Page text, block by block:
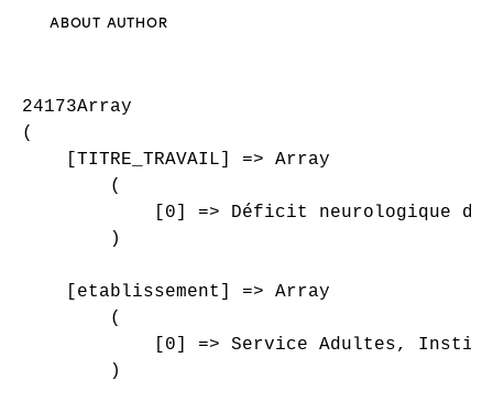
ABOUT AUTHOR
24173Array
(
    [TITRE_TRAVAIL] => Array
        (
[0] => Déficit neurologique
        )
    [etablissement] => Array
        (
[0] => Service Adultes,
        )